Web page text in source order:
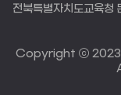
전북특별자치도교육
Copyright ⓒ